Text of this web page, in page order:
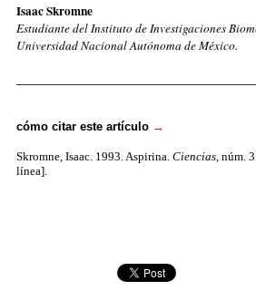
Isaac Skromne
Estudiante del Instituto de Investigaciones
Universidad Nacional Autónoma de México.
cómo citar este artículo →
Skromne, Isaac. 1993. Aspirina. Ciencias , núm.
línea].